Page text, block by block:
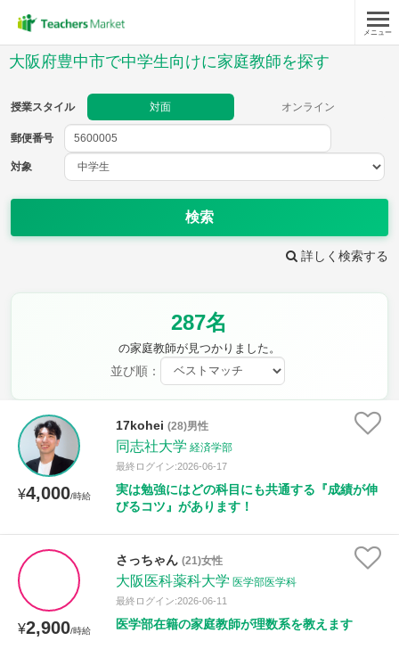
メニュー
大阪府豊中市で中学生向けに家庭教師を探す
授業スタイル 対面 オンライン
郵便番号
対象
検索
詳しく検索する
287名
の家庭教師が見つかりました。
並び順：
¥4,000/時給
17kohei (28)男性
同志社大学 経済学部
最終ログイン:2026-06-17
実は勉強にはどの科目にも共通する『成績が伸
びるコツ』があります！
¥2,900/時給
さっちゃん (21)女性
大阪医科薬科大学 医学部医学科
最終ログイン:2026-06-11
医学部在籍の家庭教師が理数系を教えます
郵便番号
教科
現代文 古典
公民 芸術 音楽 保健体育
時給：¥1,000 ～ ¥10,000
月曜日 火曜日 水曜日
土曜日 日曜日